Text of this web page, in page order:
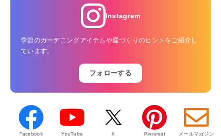
Instagram
季節のガーデニングアイテムや庭づくりのヒントをご紹介し
ています。
フォローする
Facebook YouTube X Pinterest メールマガジン